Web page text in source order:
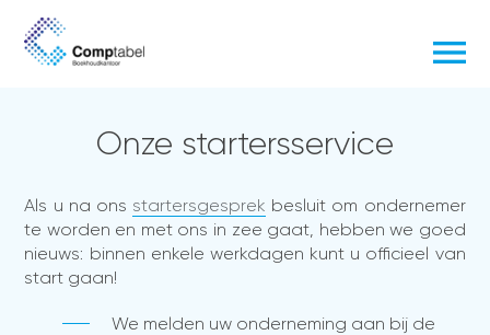
Onze startersservice
Als u na ons startersgesprek besluit om ondernemer
te worden en met ons in zee gaat, hebben we goed
nieuws: binnen enkele werkdagen kunt u officieel van
start gaan!
We melden uw onderneming aan bij de